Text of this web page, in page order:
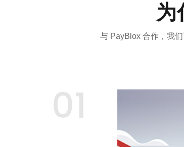
为
与 PayBlox 合作，我
01